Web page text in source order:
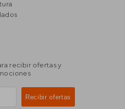
recibir ofertas y